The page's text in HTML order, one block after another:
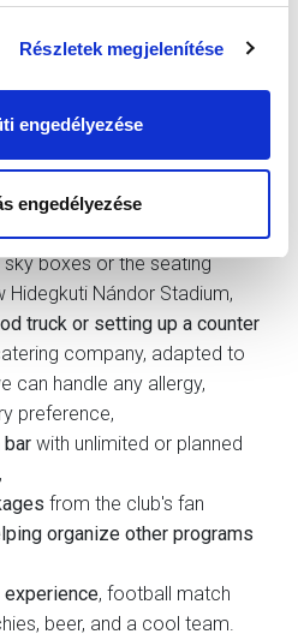
Részletek megjelenítése
engedélyezése
engedélyezése
in downtown Budapest,
boxes or the seating
Nándor Stadium,
truck or setting up a counter
company, adapted to
can handle any allergy,
preference,
bar with unlimited or planned
from the club's fan
organize other programs
, football match
beer, and a cool team.